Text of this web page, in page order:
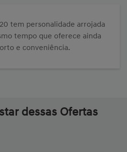
tem personalidade arrojada
tempo que oferece ainda
e conveniência.
dessas Ofertas